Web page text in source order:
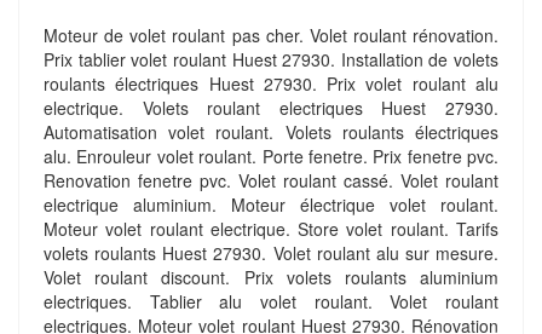
Moteur de volet roulant pas cher. Volet roulant rénovation.
Prix tablier volet roulant Huest 27930. Installation de volets
roulants électriques Huest 27930. Prix volet roulant alu
electrique. Volets roulant electriques Huest 27930.
Automatisation volet roulant. Volets roulants électriques
alu. Enrouleur volet roulant. Porte fenetre. Prix fenetre pvc.
Renovation fenetre pvc. Volet roulant cassé. Volet roulant
electrique aluminium. Moteur électrique volet roulant.
Moteur volet roulant electrique. Store volet roulant. Tarifs
volets roulants Huest 27930. Volet roulant alu sur mesure.
Volet roulant discount. Prix volets roulants aluminium
electriques. Tablier alu volet roulant. Volet roulant
electriques. Moteur volet roulant Huest 27930. Rénovation